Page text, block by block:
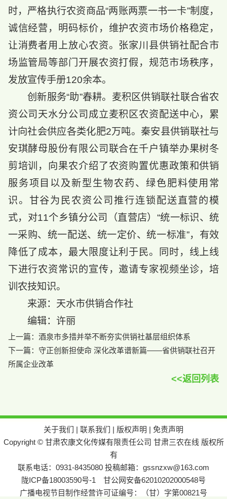
时，严格执行农资商品“两账两票一书一卡”制度，
诚信经营，明码标价，维护农资市场价格稳定，
让消费者用上放心农资。张家川县供销社配合市
场监管局等部门开展农资打假，规范市场秩序，
发放宣传手册120余本。
创新服务“助”春耕。麦积区供销联社联合省农
资公司天水分公司成立麦积区农资配送中心，累
计向社会供应各类化肥2万吨。秦安县供销联社与
安琪酵母股份有限公司联合在千户镇举办果树冬
剪培训，向果农介绍了农资购置优惠政策和供销
服务项目以及新型生物农药、绿色肥料使用常
识。甘谷为民农资公司推行连锁配送直营的模
式，对11个乡镇分公司（直营店）“统一标识、统
一采购、统一配送、统一定价、统一标准”，有效
降低了成本，最大限度让利于民。同时，线上线
下进行农资常识的宣传，邀请专家视频坐诊，培
训农技知识。
来源：天水市供销合作社
编辑：许丽
上一篇： 酒泉市多措并举不断夯实供销社基层组织体系
下一篇： 守正创新担使命 深化改革谱新篇——省供销联社召开
所属企业改革
<<返回列表
关于我们 | 联系我们 | 版权声明 | 免责声明
Copyright © 甘肃农康文化传媒有限责任公司 甘肃三农在线 版权所
有
联系电话：0931-8435080 投稿邮箱：gssnzxw@163.com
陇ICP备18003590号-1
甘公网安备62010202000548号
广播电视节目制作经营许可证编号：（甘）字第00821号